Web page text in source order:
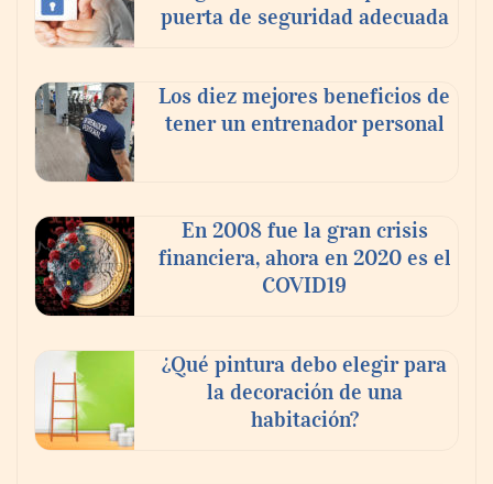
PayPal y Ticketmaster México simplifican
la compra de boletos con una experiencia
de pago rápida y segura
puerta de seguridad adecuada
Los diez mejores beneficios de
tener un entrenador personal
En 2008 fue la gran crisis
financiera, ahora en 2020 es el
COVID19
¿Qué pintura debo elegir para
la decoración de una
habitación?